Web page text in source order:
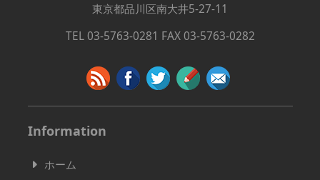
東京都品川区南大井5-27-11
TEL 03-5763-0281 FAX 03-5763-0282
Information
ホーム